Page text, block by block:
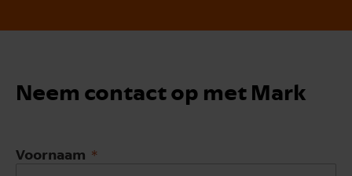
Neem contact op met Mark
Voornaam